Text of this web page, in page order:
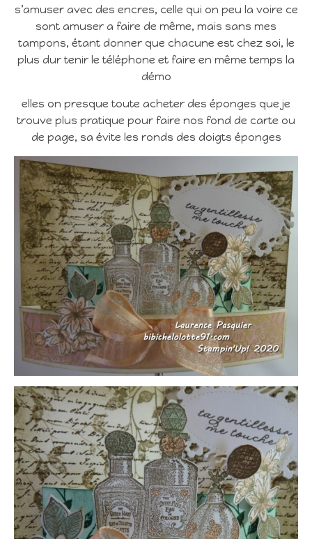
s’amuser avec des encres, celle qui on peu la voire ce
sont amuser a faire de même, mais sans mes
tampons, étant donner que chacune est chez soi, le
plus dur tenir le téléphone et faire en même temps la
démo
elles on presque toute acheter des éponges que je
trouve plus pratique pour faire nos fond de carte ou
de page, sa évite les ronds des doigts éponges